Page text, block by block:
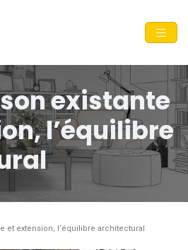
existante
l’équilibre
et extension, l’équilibre architectural